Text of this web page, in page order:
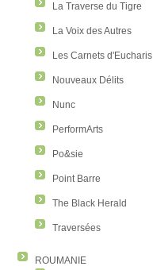
La Traverse du Tigre
La Voix des Autres
Les Carnets d'Eucharis
Nouveaux Délits
Nunc
PerformArts
Po&sie
Point Barre
The Black Herald
Traversées
ROUMANIE